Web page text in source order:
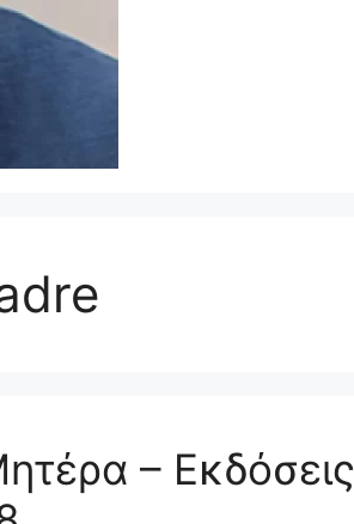
– Εκδόσεις